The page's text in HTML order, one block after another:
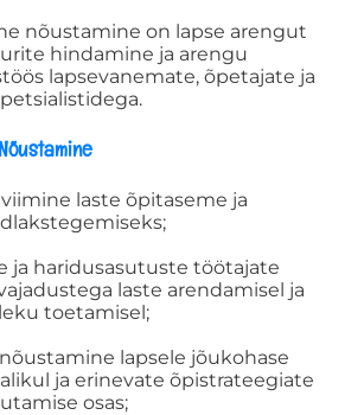
MEESKOND
KOOLIDELE
Registreeru
GRUPINÕUSTAMINE
nõustamine on lapse arengut
hindamine ja arengu
lapsevanemate, õpetajate ja
laste õpitaseme ja
ja haridusasutuste töötajate
laste arendamisel ja
toetamisel;
lapsele jõukohase
ja erinevate õpistrateegiate
osas;